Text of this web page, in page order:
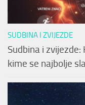
SUDBINA I ZVIJEZDE
Sudbina i
kime se najbolje